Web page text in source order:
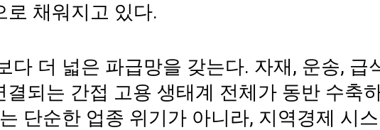
채워지고 있다.
다 더 넓은 파급망을 갖는다. 자재, 운송, 급
되는 간접 고용 생태계 전체가 동반 수축
단순한 업종 위기가 아니라, 지역경제 시